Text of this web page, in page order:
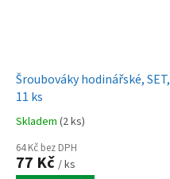
Šroubováky hodinářské, SET,
11 ks
Skladem (2 ks)
64 Kč bez DPH
77 Kč / ks